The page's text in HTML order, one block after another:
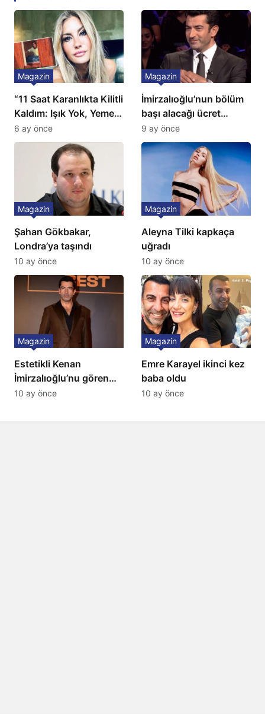
“11 Saat Karanlıkta Kilitli
Kaldım: Işık Yok, Yemek
Yok, Tuvalet Yok!”
Çağla Şikel’den Şok
Magazin
6 ay önce
İmirzalıoğlu’nun bölüm
başı alacağı ücret
Türkiye’de bir ilk:
Gözünü 2 ilçeye dikti!
Magazin
9 ay önce
Şahan Gökbakar,
Londra’ya taşındı
Magazin
10 ay önce
Aleyna Tilki kapkaça
uğradı
Magazin
10 ay önce
Estetikli Kenan
İmirzalıoğlu’nu gören
tanıyamıyor: Son hali
Magazin
10 ay önce
Emre Karayel ikinci kez
baba oldu
Magazin
10 ay önce